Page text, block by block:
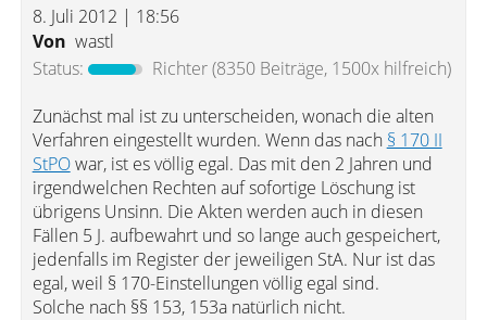
8. Juli 2012 | 18:56
Von wastl
Status:
Richter(8350 Beiträge, 1500x hilfreich)
Zunächst mal ist zu unterscheiden, wonach die alten
Verfahren eingestellt wurden. Wenn das nach § 170 II
StPOwar, ist es völlig egal. Das mit den 2 Jahren und
irgendwelchen Rechten auf sofortige Löschung ist
übrigens Unsinn. Die Akten werden auch in diesen
Fällen 5 J. aufbewahrt und so lange auch gespeichert,
jedenfalls im Register der jeweiligen StA. Nur ist das
egal, weil § 170-Einstellungen völlig egal sind.
Solche nach §§ 153, 153a natürlich nicht.